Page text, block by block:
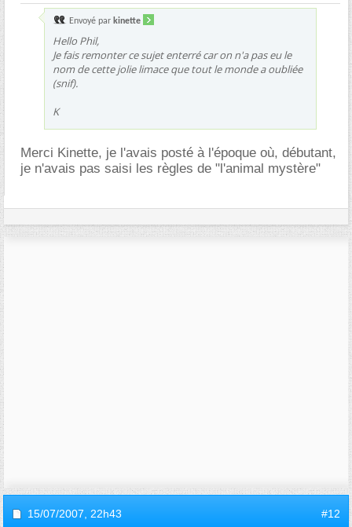
Envoyé par kinette
Hello Phil,
Je fais remonter ce sujet enterré car on n'a pas eu le
nom de cette jolie limace que tout le monde a oubliée
(snif).
K
Merci Kinette, je l'avais posté à l'époque où, débutant,
je n'avais pas saisi les règles de "l'animal mystère"
15/07/2007, 22h43 #12